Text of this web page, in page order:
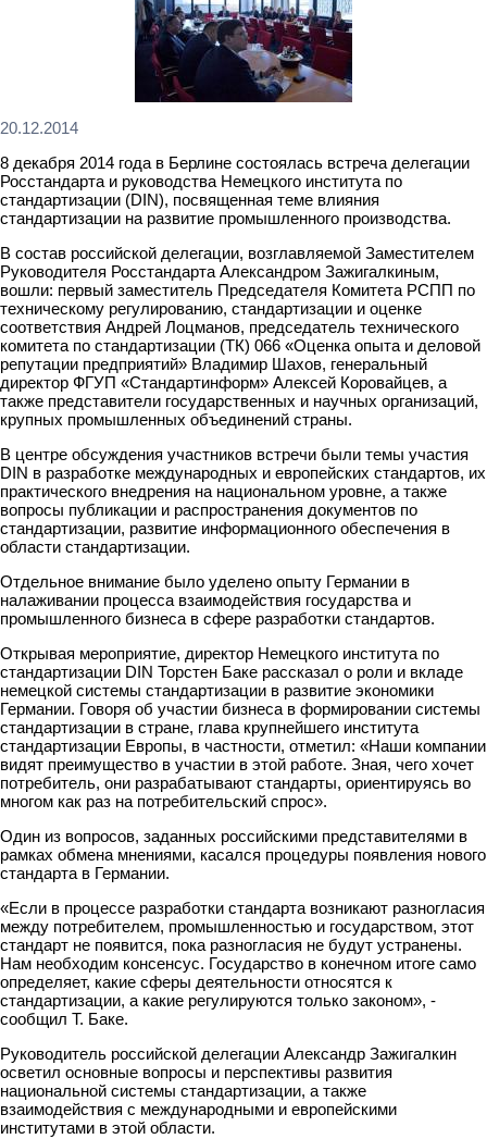
20.12.2014
8 декабря 2014 года в Берлине состоялась встреча делегации
Росстандарта и руководства Немецкого института по
стандартизации (DIN), посвященная теме влияния
стандартизации на развитие промышленного производства.
В состав российской делегации, возглавляемой Заместителем
Руководителя Росстандарта Александром Зажигалкиным,
вошли: первый заместитель Председателя Комитета РСПП по
техническому регулированию, стандартизации и оценке
соответствия Андрей Лоцманов, председатель технического
комитета по стандартизации (ТК) 066 «Оценка опыта и деловой
репутации предприятий» Владимир Шахов, генеральный
директор ФГУП «Стандартинформ» Алексей Коровайцев, а
также представители государственных и научных организаций,
крупных промышленных объединений страны.
В центре обсуждения участников встречи были темы участия
DIN в разработке международных и европейских стандартов, их
практического внедрения на национальном уровне, а также
вопросы публикации и распространения документов по
стандартизации, развитие информационного обеспечения в
области стандартизации.
Отдельное внимание было уделено опыту Германии в
налаживании процесса взаимодействия государства и
промышленного бизнеса в сфере разработки стандартов.
Открывая мероприятие, директор Немецкого института по
стандартизации DIN Торстен Баке рассказал о роли и вкладе
немецкой системы стандартизации в развитие экономики
Германии. Говоря об участии бизнеса в формировании системы
стандартизации в стране, глава крупнейшего института
стандартизации Европы, в частности, отметил: «Наши компании
видят преимущество в участии в этой работе. Зная, чего хочет
потребитель, они разрабатывают стандарты, ориентируясь во
многом как раз на потребительский спрос».
Один из вопросов, заданных российскими представителями в
рамках обмена мнениями, касался процедуры появления нового
стандарта в Германии.
«Если в процессе разработки стандарта возникают разногласия
между потребителем, промышленностью и государством, этот
стандарт не появится, пока разногласия не будут устранены.
Нам необходим консенсус. Государство в конечном итоге само
определяет, какие сферы деятельности относятся к
стандартизации, а какие регулируются только законом», -
сообщил Т. Баке.
Руководитель российской делегации Александр Зажигалкин
осветил основные вопросы и перспективы развития
национальной системы стандартизации, а также
взаимодействия с международными и европейскими
институтами в этой области.